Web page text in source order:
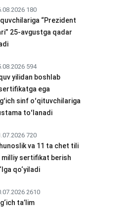
180
“Prezident
25-avgustga qadar
594
yilidan boshlab
ega
sinf oʻqituvchilariga
toʻlanadi
720
va 11 ta chet tili
milliy sertifikat berish
qo‘yiladi
2610
ta’lim